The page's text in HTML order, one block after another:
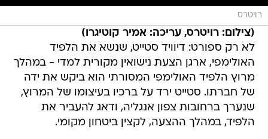
רויטרס
(צילום: רויטרס, עריכה: אמיר קוטיגרו)
לא רק ספורט: דיוויד סטייט, שנשא את הלפיד
האולימפי, ארגן הצעת נישואין מקורית למדי - במהלך
מרוץ הלפיד האולימפי המסורתי הוא ביקש את ידה
של חברתו. סטייט ירד על ברכיו בעיצומו של המרוץ,
שנערך ברחובות צפון אנגליה, ודאג להעביר את
הלפיד, במהלך ההצעה, לקצין ביטחון מקומי.